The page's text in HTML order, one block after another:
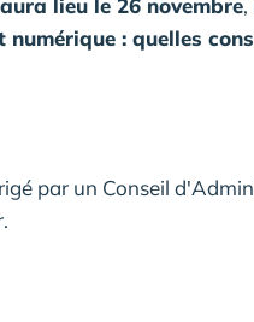
lieu le 26 novembre,
: quelles
par un Conseil